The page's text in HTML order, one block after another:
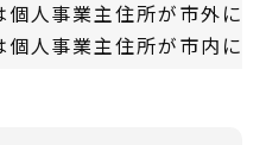
人事業主住所が市外に
人事業主住所が市内に